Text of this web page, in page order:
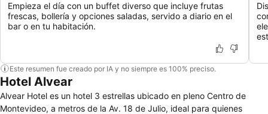
Empieza el día con un buffet diverso que incluye frutas
frescas, bollería y opciones saladas, servido a diario en el
bar o en tu habitación.
Este resumen fue creado por IA y no siempre es 100% preciso.
Hotel Alvear
Alvear Hotel es un hotel 3 estrellas ubicado en pleno Centro de
Montevideo, a metros de la Av. 18 de Julio, ideal para quienes